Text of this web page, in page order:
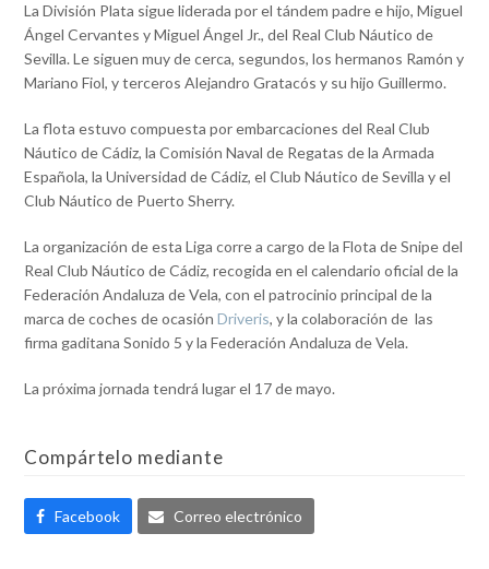
La División Plata sigue liderada por el tándem padre e hijo, Miguel
Ángel Cervantes y Miguel Ángel Jr., del Real Club Náutico de
Sevilla. Le siguen muy de cerca, segundos, los hermanos Ramón y
Mariano Fiol, y terceros Alejandro Gratacós y su hijo Guillermo.
La flota estuvo compuesta por embarcaciones del Real Club
Náutico de Cádiz, la Comisión Naval de Regatas de la Armada
Española, la Universidad de Cádiz, el Club Náutico de Sevilla y el
Club Náutico de Puerto Sherry.
La organización de esta Liga corre a cargo de la Flota de Snipe del
Real Club Náutico de Cádiz, recogida en el calendario oficial de la
Federación Andaluza de Vela, con el patrocinio principal de la
marca de coches de ocasiónDriveris, y la colaboración de las
firma gaditana Sonido 5 y la Federación Andaluza de Vela.
La próxima jornada tendrá lugar el 17 de mayo.
Compártelo mediante
Facebook Correo electrónico